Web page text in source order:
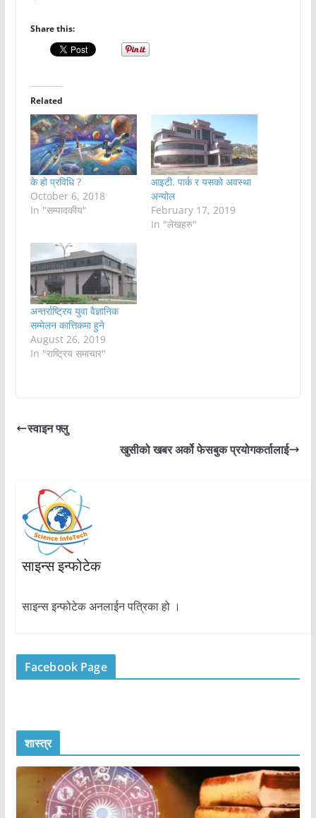
Share this:
Related
के हो प्रविधि ?
October 6, 2018
In "सम्पादकीय"
आइटी. पार्क र यसको अवस्था
अन्योल
February 17, 2019
In "लेखहरु"
अन्तर्राष्ट्रिय युवा वैज्ञानिक
सम्मेलन कात्तिकमा हुने
August 26, 2019
In "राष्ट्रिय समाचार"
स्वाइन फ्लु
खुसीको खबर अर्को फेसबुक प्रयोगकर्तालाई
साइन्स इन्फोटेक
साइन्स इन्फोटेक अनलाईन पत्रिका हो ।
Facebook Page
शास्त्र